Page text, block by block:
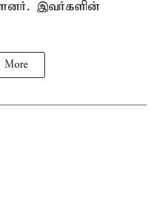
இவர்களின்
More